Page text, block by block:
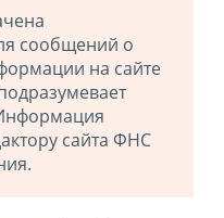
сообщений о
на сайте
сайта ФНС